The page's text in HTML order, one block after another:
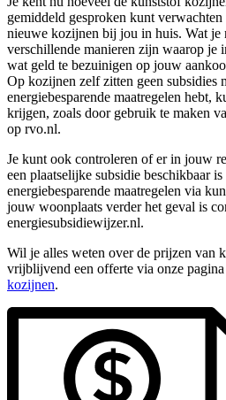
gemiddeld gesproken kunt
nieuwe kozijnen bij jou in huis. Wat je
verschillende manieren zijn waarop je
wat geld te bezuinigen op jouw
Op kozijnen zelf zitten geen subsidies
energiebesparende maatregelen hebt,
krijgen, zoals door gebruik te maken
op rvo.nl.
Je kunt ook controleren of er in jouw
een plaatselijke subsidie beschikbaar
energiebesparende maatregelen via
jouw woonplaats verder het geval is
energiesubsidiewijzer.nl.
Wil je alles weten over de prijzen van
vrijblijvend een offerte via onze
kozijnen.